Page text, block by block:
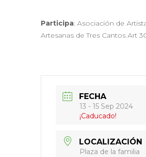
Participa: Asociación de
Artesanas de Tres Cantos Art
FECHA
13 - 15 Sep 2024
¡Caducado!
LOCALIZACIÓN
Plaza de la familia